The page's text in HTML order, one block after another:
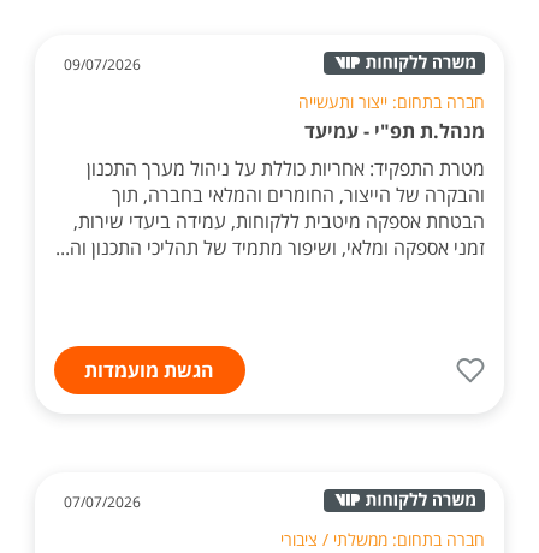
09/07/2026
חברה בתחום: ייצור ותעשייה
מנהל.ת תפ"י - עמיעד
מטרת התפקיד: אחריות כוללת על ניהול מערך התכנון
והבקרה של הייצור, החומרים והמלאי בחברה, תוך
הבטחת אספקה מיטבית ללקוחות, עמידה ביעדי שירות,
זמני אספקה ומלאי, ושיפור מתמיד של תהליכי התכנון וה...
הגשת מועמדות
07/07/2026
חברה בתחום: ממשלתי / ציבורי